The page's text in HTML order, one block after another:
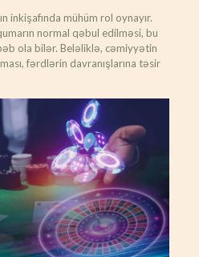
inkişafında mühüm rol oynayır.
normal qəbul edilməsi, bu
ola bilər. Beləliklə, cəmiyyətin
fərdlərin davranışlarına təsir